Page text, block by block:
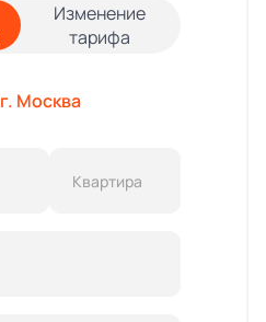
Изменение
тарифа
г. Москва